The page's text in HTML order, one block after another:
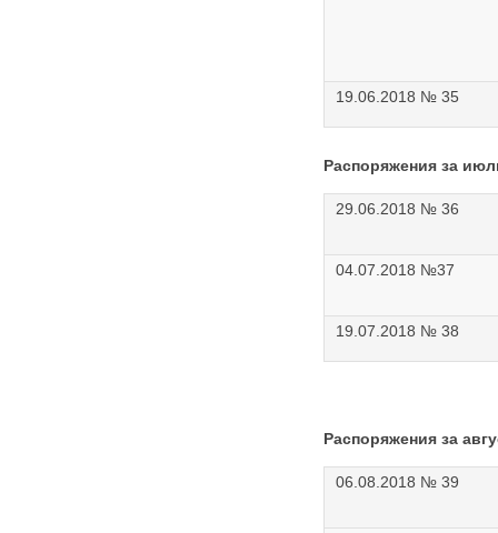
19.06.2018 № 35
Распоряжения за
29.06.2018 № 36
04.07.2018 №37
19.07.2018 № 38
Распоряжения за
06.08.2018 № 39